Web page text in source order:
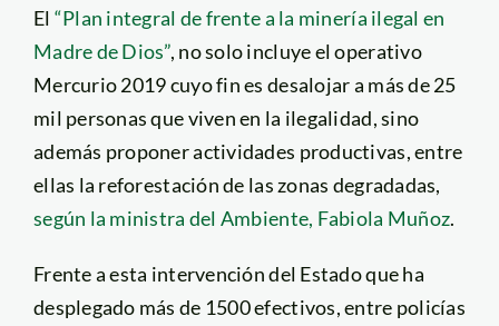
El “Plan integral de frente a la minería ilegal en
Madre de Dios”, no solo incluye el operativo
Mercurio 2019 cuyo fin es desalojar a más de 25
mil personas que viven en la ilegalidad, sino
además proponer actividades productivas, entre
ellas la reforestación de las zonas degradadas,
según la ministra del Ambiente, Fabiola Muñoz.
Frente a esta intervención del Estado que ha
desplegado más de 1500 efectivos, entre policías